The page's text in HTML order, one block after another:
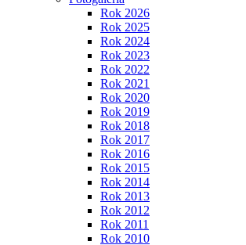
Rok 2026
Rok 2025
Rok 2024
Rok 2023
Rok 2022
Rok 2021
Rok 2020
Rok 2019
Rok 2018
Rok 2017
Rok 2016
Rok 2015
Rok 2014
Rok 2013
Rok 2012
Rok 2011
Rok 2010